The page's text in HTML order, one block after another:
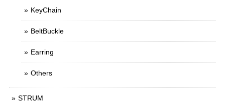
KeyChain
BeltBuckle
Earring
Others
STRUM